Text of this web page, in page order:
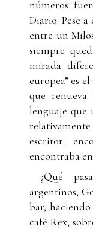
números
Diario. Pese
entre un
siempre
mirada
europea” es
que renueva
lenguaje que
escritor:
encontraba
¿Qué
argentinos,
bar,
café Rex,